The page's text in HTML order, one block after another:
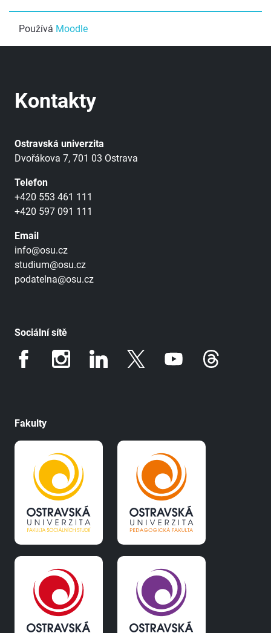
Používá Moodle
Kontakty
Ostravská univerzita
Dvořákova 7, 701 03 Ostrava
Telefon
+420 553 461 111
+420 597 091 111
Email
info@osu.cz
studium@osu.cz
podatelna@osu.cz
Sociální sítě
Fakulty